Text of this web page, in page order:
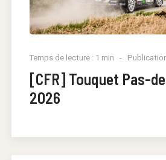
Temps de lecture : 1 min
[CFR] Touquet Pas-
2026